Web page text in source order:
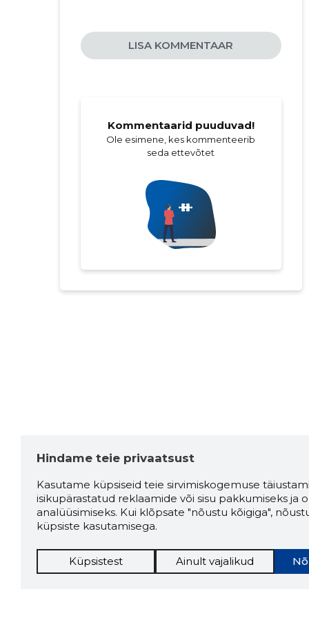
laste tooted
hobitarbed
kunsti- ja käsitöötarbed
kollektsioneeritavad esemed
telefonid ja tahvelarvutid
meeste moerõivad
kodu ja aia sisustus
ärijääkide inventar
heli ja video
kollektsioon
köögitarvikud ja seadmed
ehitusmaterjalid
riided ja jalatsid
ehted ja aksessuaarid
lasteriided ja -tarviku
kotid
telefonid ja arvutid
LISA KOMMENTAAR
Kommentaarid puuduvad!
Ole esimene, kes kommenteerib
seda ettevõtet
Hindame teie privaatsust
Kasutame küpsiseid teie sirvimiskogemuse
isikupärastatud reklaamide või sisu pakkumiseks ja
analüüsimiseks. Kui klõpsate "nõustu kõigiga",
küpsiste kasutamisega.
Küpsistest Ainult vajalikud